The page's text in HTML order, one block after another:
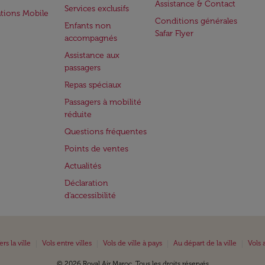
Mobile
Services exclusifs
Enfants non
accompagnés
Assistance aux
passagers
Repas spéciaux
Passagers à mobilité
réduite
Questions fréquentes
Points de ventes
Actualités
Déclaration
d’accessibilité
Assistance & Contact
Conditions générales
Safar Flyer
la ville Vols entre villes Vols de ville à pays Au départ de la ville Vols